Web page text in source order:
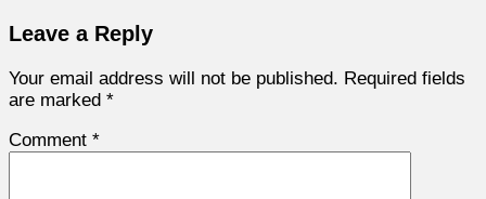
Leave a Reply
Your email address will not be published. Required fields
are marked *
Comment *